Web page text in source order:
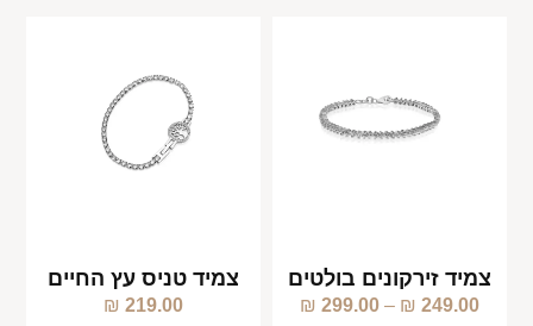
צמיד זירקונים בולטים
249.00
₪
–
299.00
₪
צמיד טניס עץ החיים
219.00
₪